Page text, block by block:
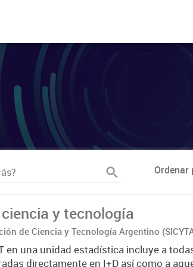
Ordenar
y tecnología
de Ciencia y Tecnología Argentino
en una unidad estadística incluye a
directamente en I+D así como a